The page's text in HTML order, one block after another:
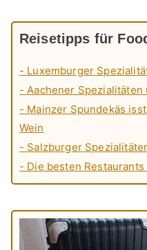
Reisetipps für
- Luxemburger
- Aachener
- Mainzer Spundekäs
Wein
- Salzburger
- Die besten Restaurants